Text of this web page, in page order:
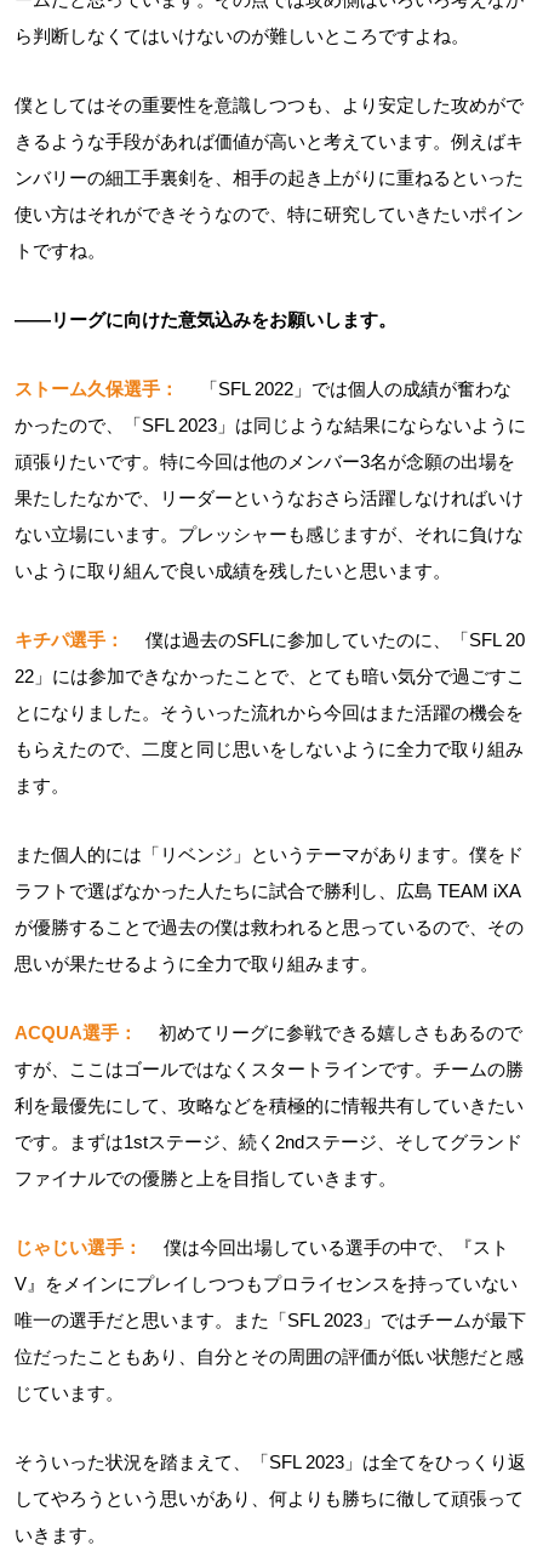
ら判断しなくてはいけないのが難しいところですよね。
僕としてはその重要性を意識しつつも、より安定した攻めがで
きるような手段があれば価値が高いと考えています。例えばキ
ンバリーの細工手裏剣を、相手の起き上がりに重ねるといった
使い方はそれができそうなので、特に研究していきたいポイン
トですね。
――リーグに向けた意気込みをお願いします。
ストーム久保選手：
「SFL 2022」では個人の成績が奮わな
かったので、「SFL 2023」は同じような結果にならないように
頑張りたいです。特に今回は他のメンバー3名が念願の出場を
果たしたなかで、リーダーというなおさら活躍しなければいけ
ない立場にいます。プレッシャーも感じますが、それに負けな
いように取り組んで良い成績を残したいと思います。
キチパ選手：
僕は過去のSFLに参加していたのに、「SFL 20
22」には参加できなかったことで、とても暗い気分で過ごすこ
とになりました。そういった流れから今回はまた活躍の機会を
もらえたので、二度と同じ思いをしないように全力で取り組み
ます。
また個人的には「リベンジ」というテーマがあります。僕をド
ラフトで選ばなかった人たちに試合で勝利し、広島 TEAM iXA
が優勝することで過去の僕は救われると思っているので、その
思いが果たせるように全力で取り組みます。
ACQUA選手：
初めてリーグに参戦できる嬉しさもあるので
すが、ここはゴールではなくスタートラインです。チームの勝
利を最優先にして、攻略などを積極的に情報共有していきたい
です。まずは1stステージ、続く2ndステージ、そしてグランド
ファイナルでの優勝と上を目指していきます。
じゃじい選手：
僕は今回出場している選手の中で、『スト
V』をメインにプレイしつつもプロライセンスを持っていない
唯一の選手だと思います。また「SFL 2023」ではチームが最下
位だったこともあり、自分とその周囲の評価が低い状態だと感
じています。
そういった状況を踏まえて、「SFL 2023」は全てをひっくり返
してやろうという思いがあり、何よりも勝ちに徹して頑張って
いきます。